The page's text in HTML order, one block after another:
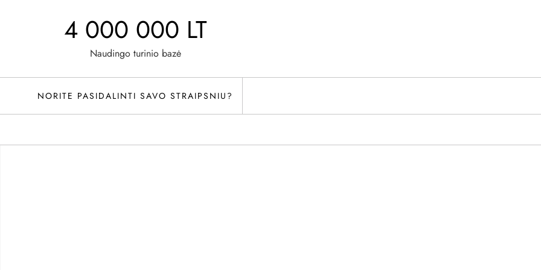
4 000 000 LT
Naudingo turinio bazė
NORITE PASIDALINTI SAVO STRAIPSNIU?